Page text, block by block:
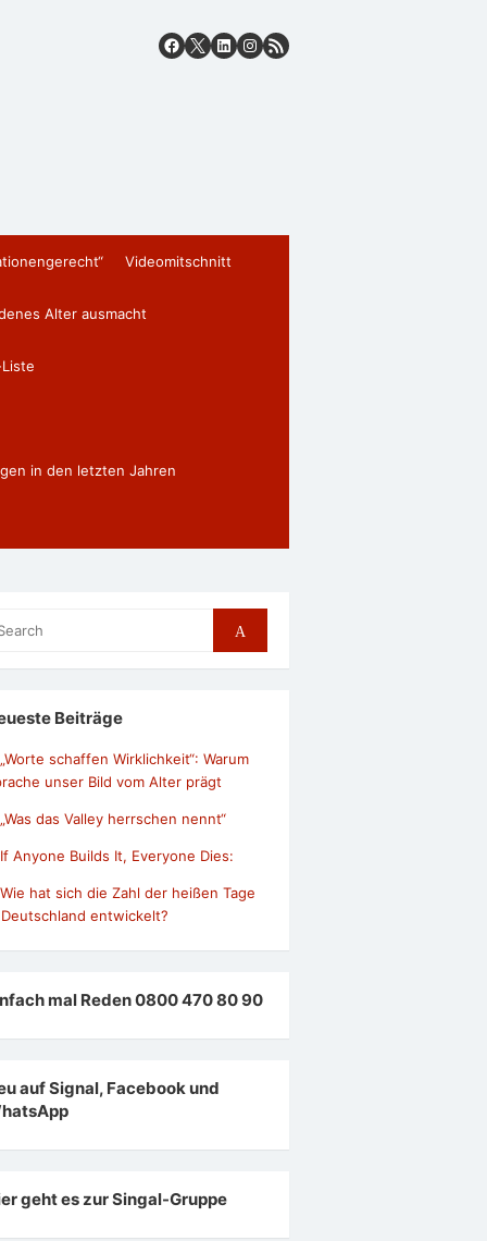
Videomitschnitt
Alter ausmacht
in den letzten Jahren
Search
Beiträge
„Worte schaffen Wirklichkeit“: Warum
unser Bild vom Alter prägt
„Was das Valley herrschen nennt“
If Anyone Builds It, Everyone Dies:
Wie hat sich die Zahl der heißen Tage
entwickelt?
mal Reden 0800 470 80 90
auf Signal, Facebook und
geht es zur Singal-Gruppe